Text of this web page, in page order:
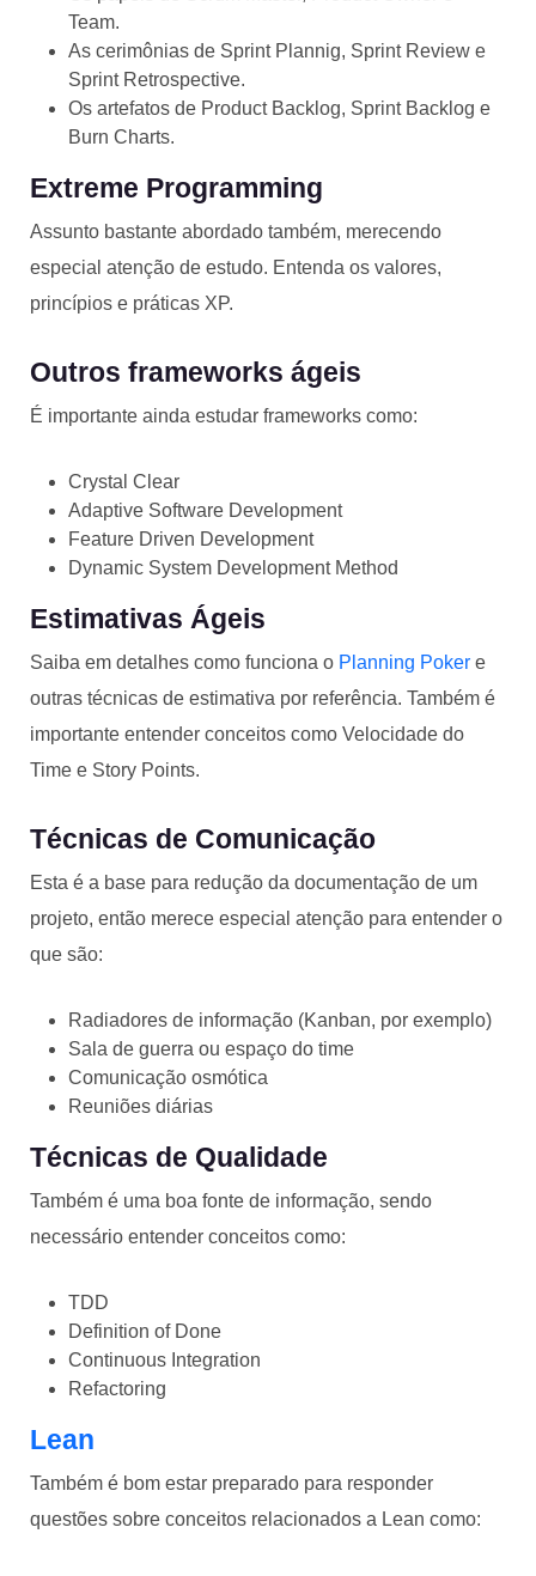
Team.
As cerimônias de Sprint Plannig, Sprint Review e
Sprint Retrospective.
Os artefatos de Product Backlog, Sprint Backlog e
Burn Charts.
Extreme Programming
Assunto bastante abordado também, merecendo
especial atenção de estudo. Entenda os valores,
princípios e práticas XP.
Outros frameworks ágeis
É importante ainda estudar frameworks como:
Crystal Clear
Adaptive Software Development
Feature Driven Development
Dynamic System Development Method
Estimativas Ágeis
Saiba em detalhes como funciona o Planning Poker e
outras técnicas de estimativa por referência. Também é
importante entender conceitos como Velocidade do
Time e Story Points.
Técnicas de Comunicação
Esta é a base para redução da documentação de um
projeto, então merece especial atenção para entender o
que são:
Radiadores de informação (Kanban, por exemplo)
Sala de guerra ou espaço do time
Comunicação osmótica
Reuniões diárias
Técnicas de Qualidade
Também é uma boa fonte de informação, sendo
necessário entender conceitos como:
TDD
Definition of Done
Continuous Integration
Refactoring
Lean
Também é bom estar preparado para responder
questões sobre conceitos relacionados a Lean como: